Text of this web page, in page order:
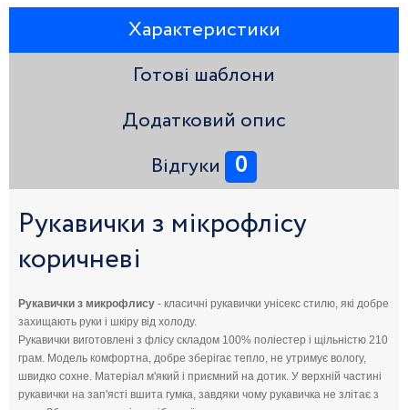
Характеристики
Готові шаблони
Додатковий опис
Відгуки 0
Рукавички з мікрофлісу
коричневі
Рукавички з микрофлису - класичні рукавички унісекс стилю, які добре
захищають руки і шкіру від холоду.
Рукавички виготовлені з флісу складом 100% поліестер і щільністю 210
грам. Модель комфортна, добре зберігає тепло, не утримує вологу,
швидко сохне. Матеріал м'який і приємний на дотик. У верхній частині
рукавички на зап'ясті вшита гумка, завдяки чому рукавичка не злітає з